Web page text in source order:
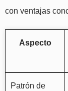
con ventajas
Aspecto
Patrón de